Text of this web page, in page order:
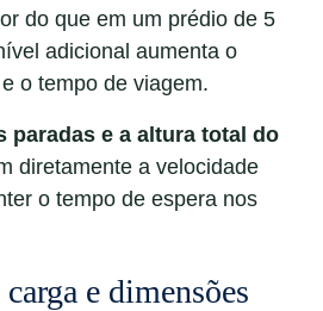
do que em um prédio de 5
adicional aumenta o
o tempo de viagem.
paradas e a altura total do
diretamente a velocidade
o tempo de espera nos
e dimensões